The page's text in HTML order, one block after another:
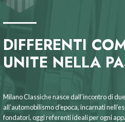
DIFFERENTI
UNITE NELLA
Milano Classiche nasce dall’incontro di
all’automobilismo d’epoca, incarnati
fondatori, oggi referenti ideali per ogni